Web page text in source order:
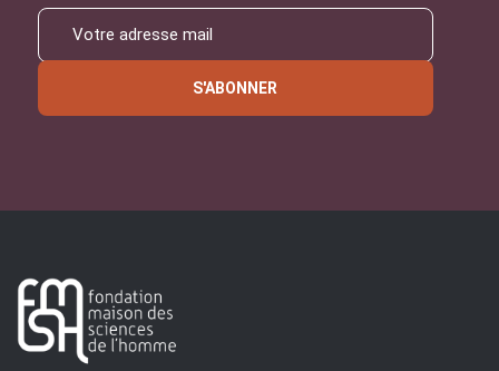
S'ABONNER